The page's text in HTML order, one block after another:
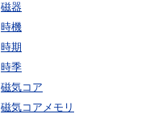
磁器
時機
時期
時季
磁気コア
磁気コアメモリ